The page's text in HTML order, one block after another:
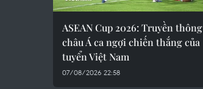
ASEAN Cup 2026: Truyền thông
châu Á ca ngợi chiến thắng của
tuyển Việt Nam
07/08/2026 22:58